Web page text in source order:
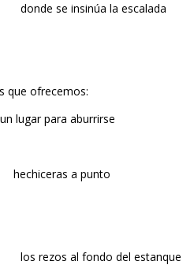
la escalada
ofrecemos:
lugar para aburrirse
a punto
del estanque